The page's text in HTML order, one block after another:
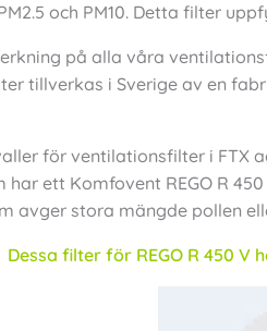
och PM10. Detta filter
på alla våra
tillverkas i Sverige av en
för ventilationsfilter i FTX
har ett Komfovent REGO R
avger stora mängde pollen
Dessa filter för REGO R 450